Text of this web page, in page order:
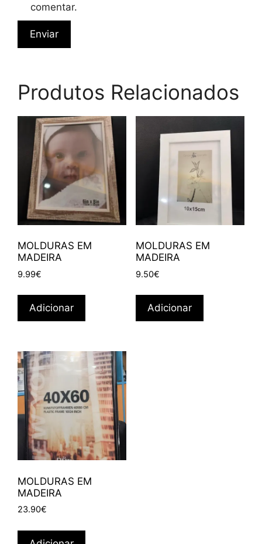
comentar.
Produtos Relacionados
MOLDURAS EM
MADEIRA
9.99€
Adicionar
MOLDURAS EM
MADEIRA
9.50€
Adicionar
MOLDURAS EM
MADEIRA
23.90€